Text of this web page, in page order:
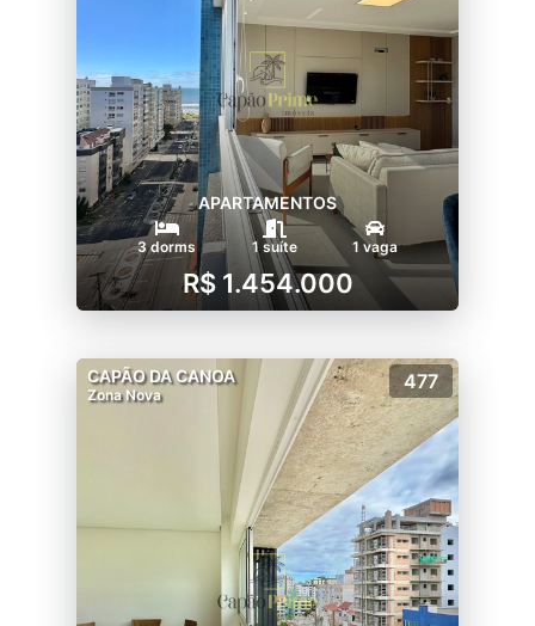
APARTAMENTOS
3 dorms 1 suíte 1 vaga
R$ 1.454.000
CAPÃO DA CANOA
Zona Nova
477